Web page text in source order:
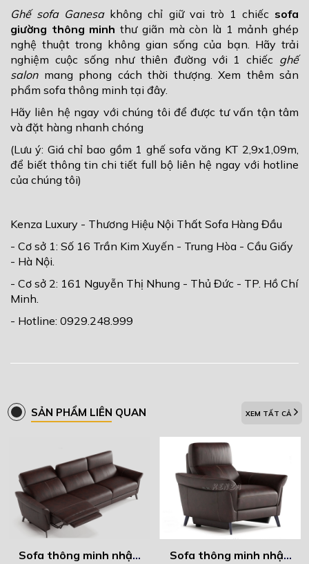
Ghế sofa Ganesakhông chỉ giữ vai trò 1 chiếc sofa
giường thông minh thư giãn mà còn là 1 mảnh ghép
nghệ thuật trong không gian sống của bạn. Hãy trải
nghiệm cuộc sống như thiên đường với 1 chiếc ghế
salonmang phong cách thời thượng. Xem thêm sản
phẩm sofa thông minh tại đây.
Hãy liên hệ ngay với chúng tôi để được tư vấn tận tâm
và đặt hàng nhanh chóng
(Lưu ý: Giá chỉ bao gồm 1 ghế sofa văng KT 2,9x1,09m,
để biết thông tin chi tiết full bộ liên hệ ngay với hotline
của chúng tôi)
Kenza Luxury - Thương Hiệu Nội Thất Sofa Hàng Đầu
- Cơ sở 1: Số 16 Trần Kim Xuyến - Trung Hòa - Cầu Giấy
- Hà Nội.
- Cơ sở 2: 161 Nguyễn Thị Nhung - Thủ Đức - TP. Hồ Chí
Minh.
- Hotline: 0929.248.999
SẢN PHẨM LIÊN QUAN XEM TẤT CẢ
Sofa thông minh nhập
Sofa thông minh nhập